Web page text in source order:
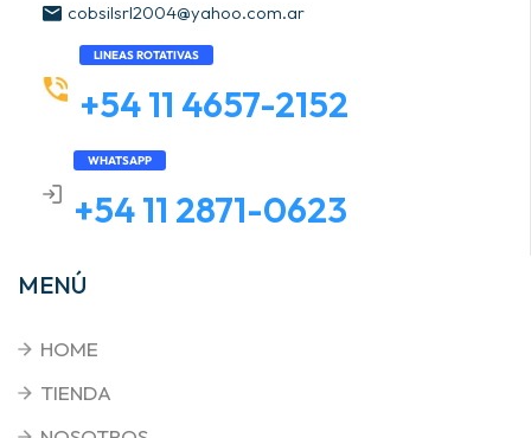
cobsilsrl2004@yahoo.com.ar
LINEAS ROTATIVAS
+54 11 4657-2152
WHATSAPP
+54 11 2871-0623
MENÚ
HOME
TIENDA